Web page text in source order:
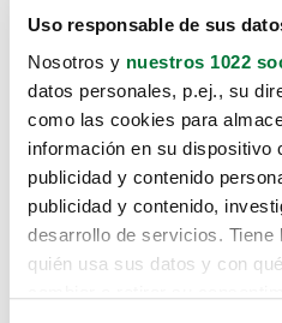
Uso responsable de sus
Nosotros y nuestros 1022
datos personales, p.ej., su
como las cookies para
información en su dispositivo
publicidad y contenido
publicidad y contenido,
desarrollo de servicios. Tiene
quién usa sus datos y con
Lo sentimos, no
te hemos traido
Pero puedes encontrar el
buscando en alguno de